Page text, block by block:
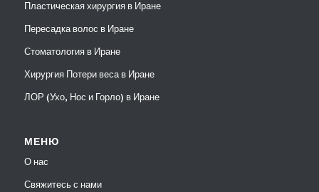
Пластическая хирургия в Иране
Пересадка волос в Иране
Стоматология в Иране
Хирургия Потери веса в Иране
ЛОР (Ухо, Нос и Горло) в Иране
МЕНЮ
О нас
Свяжитесь с нами